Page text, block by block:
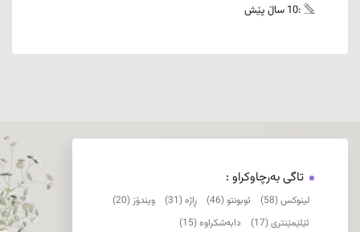
:10 ساڵ پێش
تاگی بەرچاوکراو :
لینوکس (58) ئوبونتو (46) ڕاژە (31)
ویندۆز (20)
ئێلێمێنتری (17)
دابەشکراوە (15)